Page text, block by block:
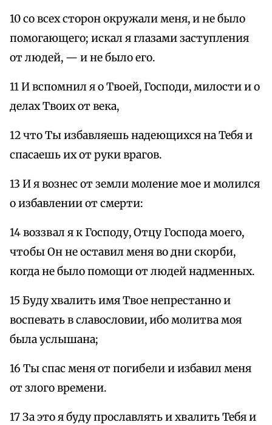
10 со всех сторон окружали меня, и не было
помогающего; искал я глазами заступления
от людей, — и не было его.
11 И вспомнил я о Твоей, Господи, милости и о
делах Твоих от века,
12 что Ты избавляешь надеющихся на Тебя и
спасаешь их от руки врагов.
13 И я вознес от земли моление мое и молился
о избавлении от смерти:
14 воззвал я к Господу, Отцу Господа моего,
чтобы Он не оставил меня во дни скорби,
когда не было помощи от людей надменных.
15 Буду хвалить имя Твое непрестанно и
воспевать в славословии, ибо молитва моя
была услышана;
16 Ты спас меня от погибели и избавил меня
от злого времени.
17 За это я буду прославлять и хвалить Тебя и